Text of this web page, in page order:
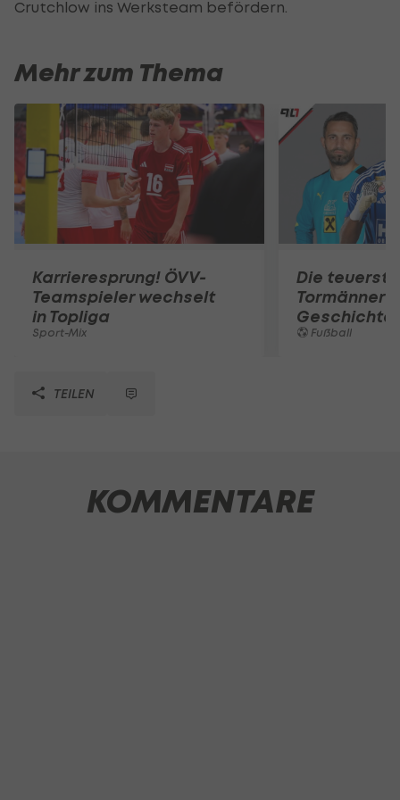
Crutchlow ins Werksteam befördern.
Mehr zum Thema
Karrieresprung! ÖVV-
Teamspieler wechselt
in Topliga
Sport-Mix
Die
Tormänner
Geschichte
Fußball
TEILEN
KOMMENTARE